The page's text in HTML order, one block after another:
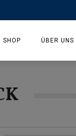
SHOP
KASSE
ÜBER UNS